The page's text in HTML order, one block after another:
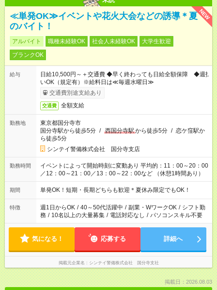
NEW
≪単発OK≫イベントや花火大会などの誘導＊夏
のバイト！
アルバイト 職種未経験OK 社会人未経験OK
大学生歓迎
ブランクOK
給与
日給10,500円～＋交通費 ◆早く終わっても日給全額保障 ◆週払
いOK（規定有）※給料日は≪毎週水曜日≫
交通費別途支給あり
交通費 全額支給
勤務地
東京都国分寺市
国分寺駅から徒歩5分 / 西国分寺駅から徒歩5分 / 恋ケ窪駅か
ら徒歩5分
シンテイ警備株式会社 国分寺支店
勤務時間
イベントによって開始時刻に変動あり 平均的：11：00～20：00
／12：00～21：00／13：00～22：00など （休憩1時間あり）
期間 単発OK！短期・長期どちらも歓迎＊夏休み限定でもOK！
特徴 週1日からOK / 40～50代活躍中 / 副業・WワークOK / シフト勤
務 / 10名以上の大量募集 / 電話対応なし / パソコンスキル不要
気になる！ 応募する 詳細へ
掲載元企業名 シンテイ警備株式会社 国分寺支社
掲載日：2026.08.03